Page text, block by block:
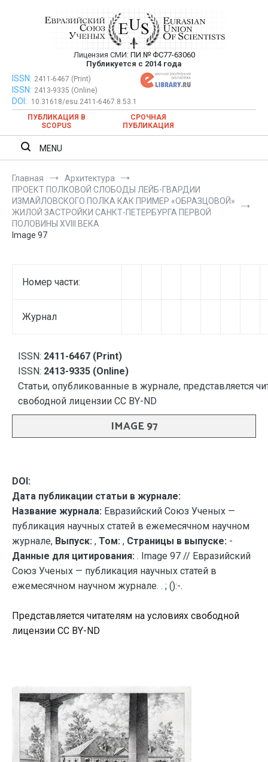
Евразийский Союз Ученых —
публикация научных статей в
ежемесячном научном журнале
Лицензия СМИ: ПИ № ФС77-63060
Публикуется с 2014 года
Евразийский Союз Ученых — публикация научных статей в
ежемесячном научном журнале
ISSN: 2411-6467 (Print)
ISSN: 2413-9335 (Online)
DOI:
10.31618/esu.2411-6467.8.53.1
ПУБЛИКАЦИЯ В
SCOPUS
СРОЧНАЯ
ПУБЛИКАЦИЯ
MENU
Главная
Архитектура
ПРОЕКТ ПОЛКОВОЙ СЛОБОДЫ ЛЕЙБ-ГВАРДИИ
ИЗМАЙЛОВСКОГО ПОЛКА КАК ПРИМЕР «ОБРАЗЦОВОЙ»
ЖИЛОЙ ЗАСТРОЙКИ САНКТ-ПЕТЕРБУРГА ПЕРВОЙ
ПОЛОВИНЫ XVIII ВЕКА
Image 97
Номер части:
Журнал
ISSN: 2411-6467 (Print)
ISSN: 2413-9335 (Online)
Статьи, опубликованные в журнале, представляется
свободной лицензии CC BY-ND
IMAGE 97
DOI:
Дата публикации статьи в журнале:
Название журнала: Евразийский Союз Ученых —
публикация научных статей в ежемесячном научном
журнале, Выпуск: , Том: , Страницы в выпуске: -
Данные для цитирования: . Image 97 // Евразийский
Союз Ученых — публикация научных статей в
ежемесячном научном журнале. . ; ():-.
Представляется читателям на условиях свободной
лицензии CC BY-ND